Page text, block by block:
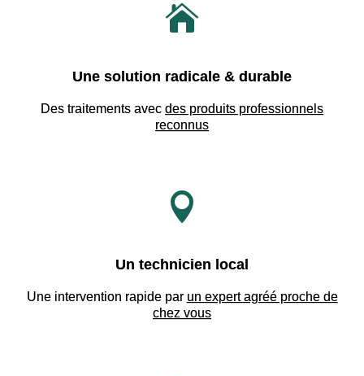

Une solution radicale & durable
Des traitements avec des produits professionnels
reconnus

Un technicien local
Une intervention rapide par un expert agréé proche de
chez vous